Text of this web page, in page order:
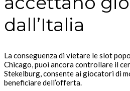
dall’Italia
La conseguenza di vietare le slot
Chicago, puoi ancora controllare il
Stekelburg, consente ai giocatori di
beneficiare dell’offerta.